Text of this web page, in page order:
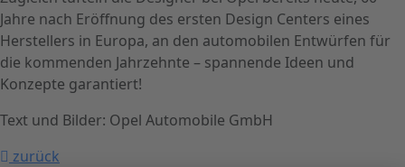
Jahre nach Eröffnung des ersten Design Centers eines
Herstellers in Europa, an den automobilen Entwürfen für
die kommenden Jahrzehnte – spannende Ideen und
Konzepte garantiert!
Text und Bilder: Opel Automobile GmbH
zurück